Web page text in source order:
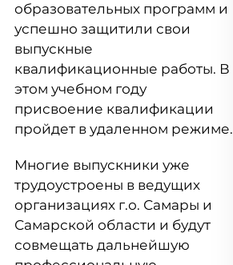
образовательных программ и
успешно защитили свои
выпускные
квалификационные работы. В
этом учебном году
присвоение квалификации
пройдет в удаленном режиме.
Многие выпускники уже
трудоустроены в ведущих
организациях г.о. Самары и
Самарской области и будут
совмещать дальнейшую